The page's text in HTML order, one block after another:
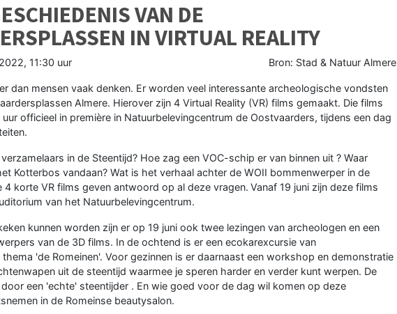
VAN DE
IN VIRTUAL REALITY
11:30 uur Bron: Stad & Natuur Almere
dan mensen vaak denken. Er worden veel interessante archeologische vondsten
Almere. Hierover zijn 4 Virtual Reality (VR) films gemaakt. Die films
officieel in première in Natuurbelevingcentrum de Oostvaarders, tijdens een dag
in de Steentijd? Hoe zag een VOC-schip er van binnen uit ? Waar
Kotterbos vandaan? Wat is het verhaal achter de WOII bommenwerper in de
4 korte VR films geven antwoord op al deze vragen. Vanaf 19 juni zijn deze films
van het Natuurbelevingcentrum.
kunnen worden zijn er op 19 juni ook twee lezingen van archeologen en een
van de 3D films. In de ochtend is er een ecokarexcursie van
'de Romeinen'. Voor gezinnen is er daarnaast een workshop en demonstratie
uit de steentijd waarmee je speren harder en verder kunt werpen. De
een 'echte' steentijder . En wie goed voor de dag wil komen op deze
in de Romeinse beautysalon.